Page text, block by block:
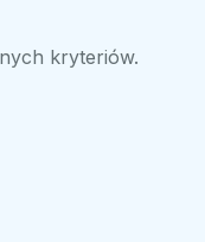
kryteriów.